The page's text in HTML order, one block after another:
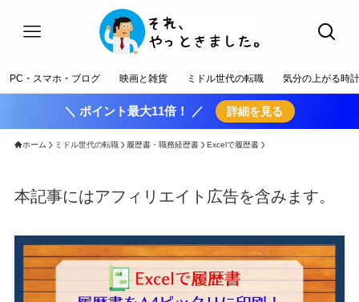
PC・スマホ・ブログ 映画と雑貨 ミドル世代の転職 気分の上がる時計
＼ ポイント最大11倍！ ／ 詳細を見る
ホーム ミドル世代の転職 履歴書・職務経歴書 Excelで履歴書
本記事にはアフィリエイト広告を含みます。